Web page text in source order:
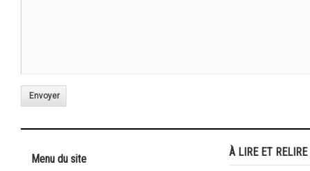
Envoyer
Menu du site
À LIRE ET RELIRE